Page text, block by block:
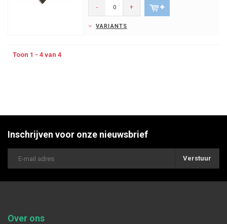
- +
VARIANTS
Toon 1 - 4 van 4
Inschrijven voor onze nieuwsbrief
Verstuur
Over ons